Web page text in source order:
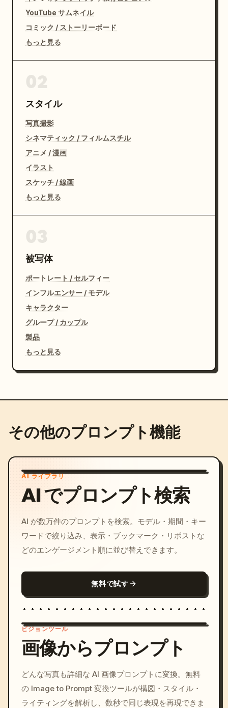
YouTube サムネイル
コミック / ストーリーボード
もっと見る
スタイル
写真撮影
シネマティック / フィルムスチル
アニメ / 漫画
イラスト
スケッチ / 線画
もっと見る
被写体
ポートレート / セルフィー
インフルエンサー / モデル
キャラクター
グループ / カップル
製品
もっと見る
その他のプロンプト機能
AI ライブラリ
AI でプロンプト検索
AI が数万件のプロンプトを検索。モデル・期間・キー
ワードで絞り込み、表示・ブックマーク・リポストな
どのエンゲージメント順に並び替えできます。
無料で試す
c, cyberpunk sunset, neon
colors, 8k --v 6.0
ビジョンツール
画像からプロンプト
どんな写真も詳細な AI 画像プロンプトに変換。無料
の Image to Prompt 変換ツールが構図・スタイル・
ライティングを解析し、数秒で同じ表現を再現できま